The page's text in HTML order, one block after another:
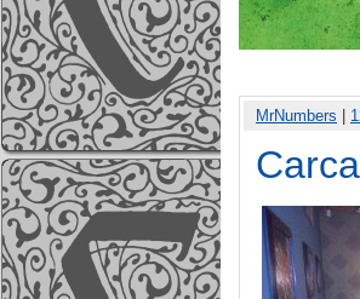
MrNumbers